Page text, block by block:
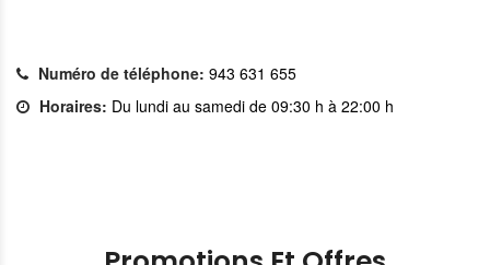
Numéro de téléphone: 943 631 655
Horaires: Du lundi au samedi de 09:30 h à 22:00 h